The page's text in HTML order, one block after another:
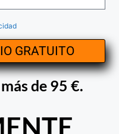
GRATUITO
de 95 €.